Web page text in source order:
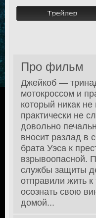
Про фильм
Джейкоб —
мотокроссом и
который никак
практически не
довольно
вносит разлад в
брата Уэса к
взрывоопасной.
службы защиты
отправили жить
осознать свою
домой...